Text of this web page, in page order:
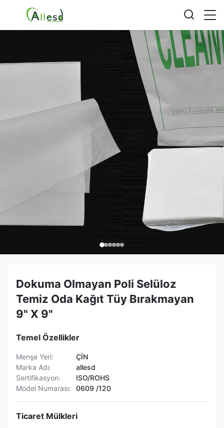
Dokuma Olmayan Poli Selüloz
Temiz Oda Kağıt Tüy Bırakmayan
9" X 9"
Temel Özellikler
Menşe Yeri:
ÇİN
Marka Adı:
allesd
Sertifikasyon:
ISO/ROHS
Model Numarası:
0609 /120
Ticaret Mülkleri